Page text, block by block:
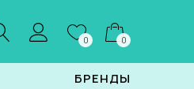
0 0
БРЕНДЫ